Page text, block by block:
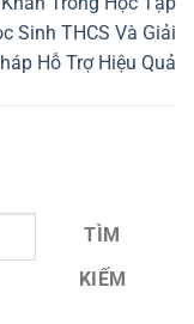
Sinh THCS Và Giải
Hỗ Trợ Hiệu Quả
TÌM
KIẾM